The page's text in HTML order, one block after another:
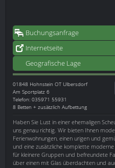
Buchungsanfrage
Internetseite
Geografische Lage
01848 Hohnstein OT Ulbersdorf
Am Sportplatz 6
Telefon: 035971 55931
8 Betten + zusätzlich Aufbettung
Haben Sie Lust in einer ehemaligen
uns genau richtig. Wir bieten Ihnen
Ferienwohnungen, einen urigen und
und eine zusätzliche komplette
für kleinere Gruppen und befreundete
über einen mit Glas überdachten und